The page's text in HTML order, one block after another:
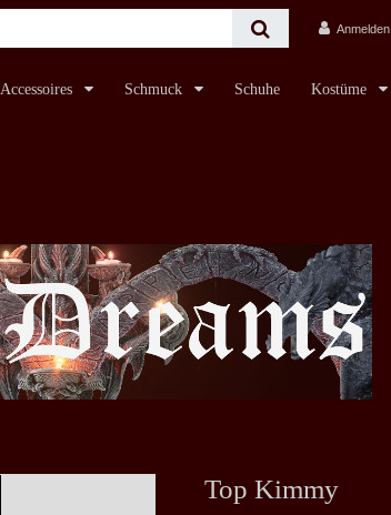
Anmelden
Accessoires Schmuck Schuhe Kostüme
Top Kimmy